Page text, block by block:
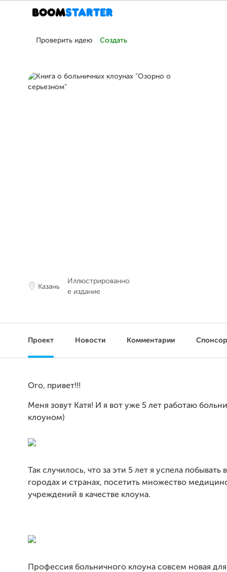
Проверить идею Создать
Казань
Иллюстрированно
е издание
Проект Новости Комментарии
Ого, привет!!!
Меня зовут Катя! И я вот уже 5 лет работаю
клоуном)
Так случилось, что за эти 5 лет я успела побывать
городах и странах, посетить множество
учреждений в качестве клоуна.
Профессия больничного клоуна совсем новая